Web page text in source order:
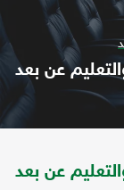
عن بعد
عن بعد